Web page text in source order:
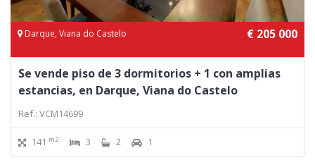
Darque, Viana do Castelo € 205 000
Se vende piso de 3 dormitorios + 1 con amplias
estancias, en Darque, Viana do Castelo
Ref.: VCM14699
141 m2 3 2 1